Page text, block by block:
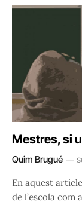
Mestres, si
Quim Brugué
En aquest
de l’escola com